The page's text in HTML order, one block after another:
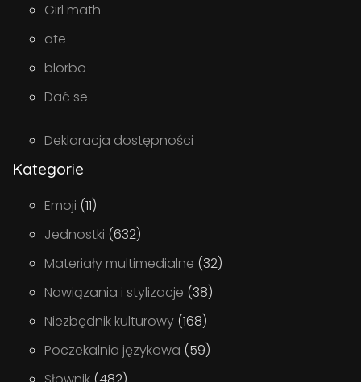
Girl math
ate
blorbo
Dać se
Deklaracja dostępności
Kategorie
Emoji (11)
Jednostki (632)
Materiały multimedialne (32)
Nawiązania i stylizacje (38)
Niezbędnik kulturowy (168)
Poczekalnia językowa (59)